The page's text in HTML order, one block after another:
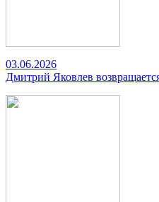
03.06.2026
Дмитрий Яковлев